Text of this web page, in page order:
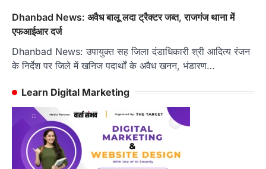
Dhanbad News: अवैध बालू लदा ट्रैक्टर जब्त, राजगंज थाना में
एफआईआर दर्ज
Dhanbad News: उपायुक्त सह जिला दंडाधिकारी श्री आदित्य रंजन
के निर्देश पर जिले में खनिज पदार्थों के अवैध खनन, भंडारण…
Learn Digital Marketing